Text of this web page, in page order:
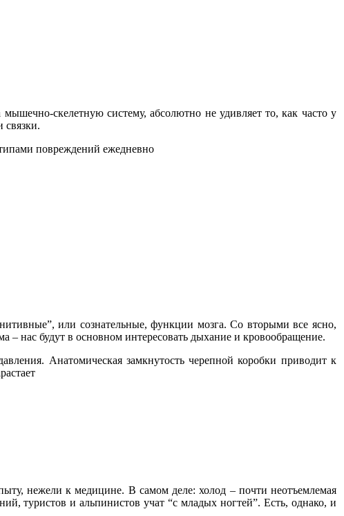
скелетную систему, абсолютно не удивляет то, как часто у
связки.
повреждений ежедневно
или сознательные, функции мозга. Со вторыми все ясно,
нас будут в основном интересовать дыхание и кровообращение.
Анатомическая замкнутость черепной коробки приводит к
нежели к медицине. В самом деле: холод – почти неотъемлемая
туристов и альпинистов учат “с младых ногтей”. Есть, однако, и